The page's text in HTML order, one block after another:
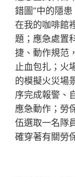
錯圖”中的隱
在我的咖啡館
題；應急處置
捷、動作規范
止血包扎；火
的模擬火災場
序完成報警、
應急動作；勞
伍選取一名隊
確穿著有關勞